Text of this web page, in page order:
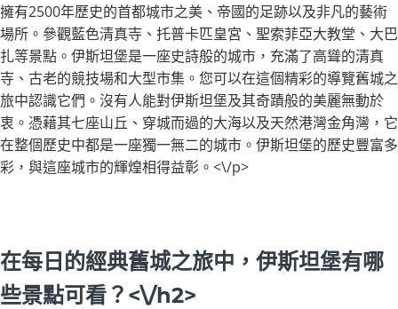
擁有2500年歷史的首都城市之美、帝國的足跡以及非凡的藝術
場所。參觀藍色清真寺、托普卡匹皇宮、聖索菲亞大教堂、大巴
扎等景點。伊斯坦堡是一座史詩般的城市，充滿了高聳的清真
寺、古老的競技場和大型市集。您可以在這個精彩的導覽舊城之
旅中認識它們。沒有人能對伊斯坦堡及其奇蹟般的美麗無動於
衷。憑藉其七座山丘、穿城而過的大海以及天然港灣金角灣，它
在整個歷史中都是一座獨一無二的城市。伊斯坦堡的歷史豐富多
彩，與這座城市的輝煌相得益彰。<\/p>
在每日的經典舊城之旅中，伊斯坦堡有哪
些景點可看？<\/h2>